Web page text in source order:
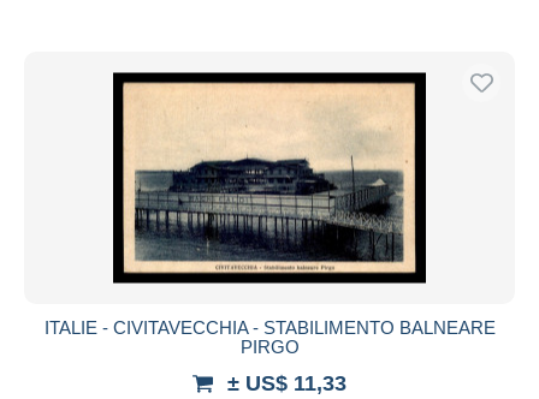
ITALIE - CIVITAVECCHIA - STABILIMENTO BALNEARE
PIRGO
± US$ 11,33